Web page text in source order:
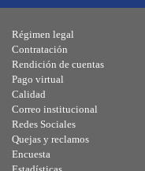
Régimen legal
Contratación
Rendición de cuentas
Pago virtual
Calidad
Correo institucional
Redes Sociales
Quejas y reclamos
Encuesta